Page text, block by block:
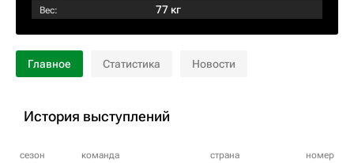
Вес: 77 кг
Главное Статистика Новости
История выступлений
сезон команда страна номер